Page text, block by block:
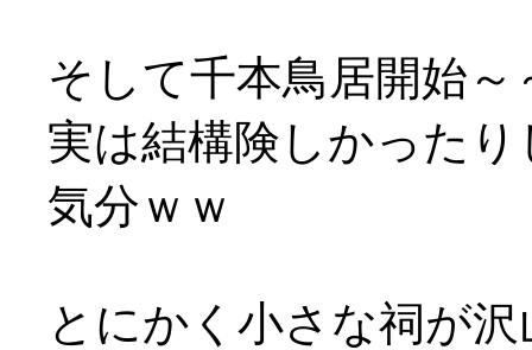
そして千本鳥居開始～
実は結構険しかった
気分ｗｗ
とにかく小さな祠が